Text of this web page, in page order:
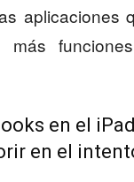
aplicaciones
más
en el
en el